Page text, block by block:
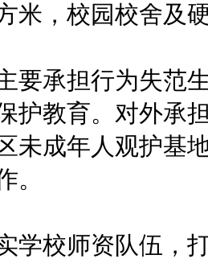
米，校园校舍及
承担行为失范生
护教育。对外承
未成年人观护基
。
校师资队伍，打